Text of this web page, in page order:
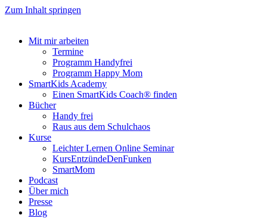
Zum Inhalt springen
Mit mir arbeiten
Termine
Programm Handyfrei
Programm Happy Mom
SmartKids Academy
Einen SmartKids Coach® finden
Bücher
Handy frei
Raus aus dem Schulchaos
Kurse
Leichter Lernen Online Seminar
KursEntzündeDenFunken
SmartMom
Podcast
Über mich
Presse
Blog